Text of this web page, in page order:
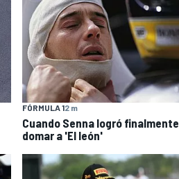
FÓRMULA 12 m
Cuando Senna logró finalmente
domar a 'El león'